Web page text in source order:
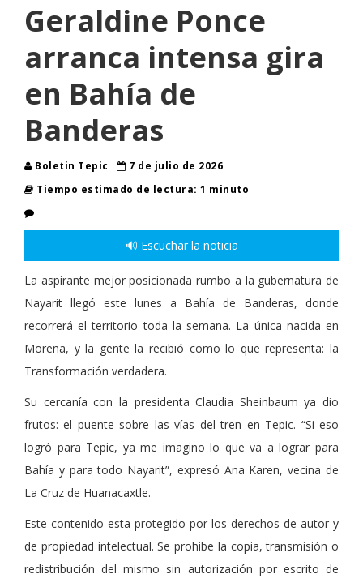
Geraldine Ponce
arranca intensa gira
en Bahía de
Banderas
Boletin Tepic
7 de julio de 2026
Tiempo estimado de lectura: 1 minuto
🔊 Escuchar la noticia
La aspirante mejor posicionada rumbo a la gubernatura de
Nayarit llegó este lunes a Bahía de Banderas, donde
recorrerá el territorio toda la semana. La única nacida en
Morena, y la gente la recibió como lo que representa: la
Transformación verdadera.
Su cercanía con la presidenta Claudia Sheinbaum ya dio
frutos: el puente sobre las vías del tren en Tepic. “Si eso
logró para Tepic, ya me imagino lo que va a lograr para
Bahía y para todo Nayarit”, expresó Ana Karen, vecina de
La Cruz de Huanacaxtle.
Este contenido esta protegido por los derechos de autor y
de propiedad intelectual. Se prohibe la copia, transmisión o
redistribución del mismo sin autorización por escrito de